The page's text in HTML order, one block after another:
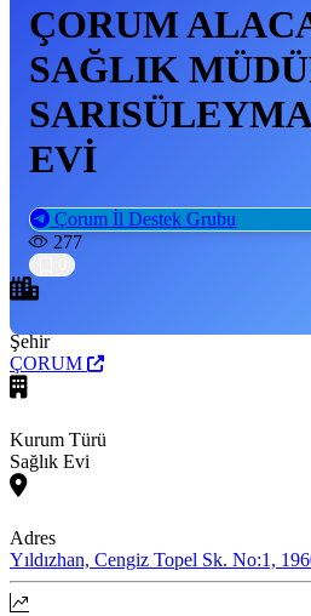
ÇORUM
SAĞLIK
EVİ
Çorum İl Destek Grubu
277
Şehir
ÇORUM
Kurum Türü
Sağlık Evi
Adres
Yıldızhan, Cengiz Topel Sk. No:1,